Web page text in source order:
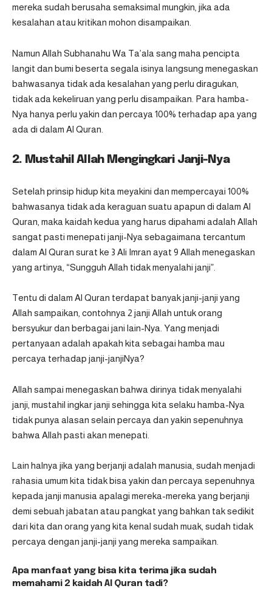
mereka sudah berusaha semaksimal mungkin, jika ada
kesalahan atau kritikan mohon disampaikan.
Namun Allah Subhanahu Wa Ta’ala sang maha pencipta
langit dan bumi beserta segala isinya langsung menegaskan
bahwasanya tidak ada kesalahan yang perlu diragukan,
tidak ada kekeliruan yang perlu disampaikan. Para hamba-
Nya hanya perlu yakin dan percaya 100% terhadap apa yang
ada di dalam Al Quran.
2. Mustahil Allah Mengingkari Janji-Nya
Setelah prinsip hidup kita meyakini dan mempercayai 100%
bahwasanya tidak ada keraguan suatu apapun di dalam Al
Quran, maka kaidah kedua yang harus dipahami adalah Allah
sangat pasti menepati janji-Nya sebagaimana tercantum
dalam Al Quran surat ke 3 Ali Imran ayat 9 Allah menegaskan
yang artinya, “Sungguh Allah tidak menyalahi janji”.
Tentu di dalam Al Quran terdapat banyak janji-janji yang
Allah sampaikan, contohnya 2 janji Allah untuk orang
bersyukurdan berbagai jani lain-Nya. Yang menjadi
pertanyaan adalah apakah kita sebagai hamba mau
percaya terhadap janji-janjiNya?
Allah sampai menegaskan bahwa dirinya tidak menyalahi
janji, mustahil ingkar janji sehingga kita selaku hamba-Nya
tidak punya alasan selain percaya dan yakin sepenuhnya
bahwa Allah pasti akan menepati.
Lain halnya jika yang berjanji adalah manusia, sudah menjadi
rahasia umum kita tidak bisa yakin dan percaya sepenuhnya
kepada janji manusia apalagi mereka-mereka yang berjanji
demi sebuah jabatan atau pangkat yang bahkan tak sedikit
dari kita dan orang yang kita kenal sudah muak, sudah tidak
percaya dengan janji-janji yang mereka sampaikan.
Apa manfaat yang bisa kita terima jika sudah
memahami 2 kaidah Al Quran tadi?